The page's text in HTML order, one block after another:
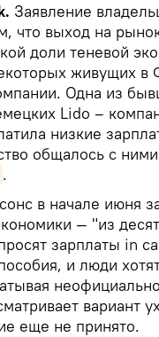
Заявление
что выход на
доли теневой
живущих в
Одна из
Lido –
низкие
общалось с
.
в начале июня
— "из
зарплаты in
и люди
вариант
еще не принято.